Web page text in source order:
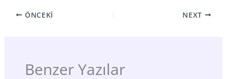
ÖNCEKI NEXT
Benzer Yazılar